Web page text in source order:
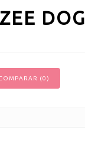
ZEE DOG
(0)